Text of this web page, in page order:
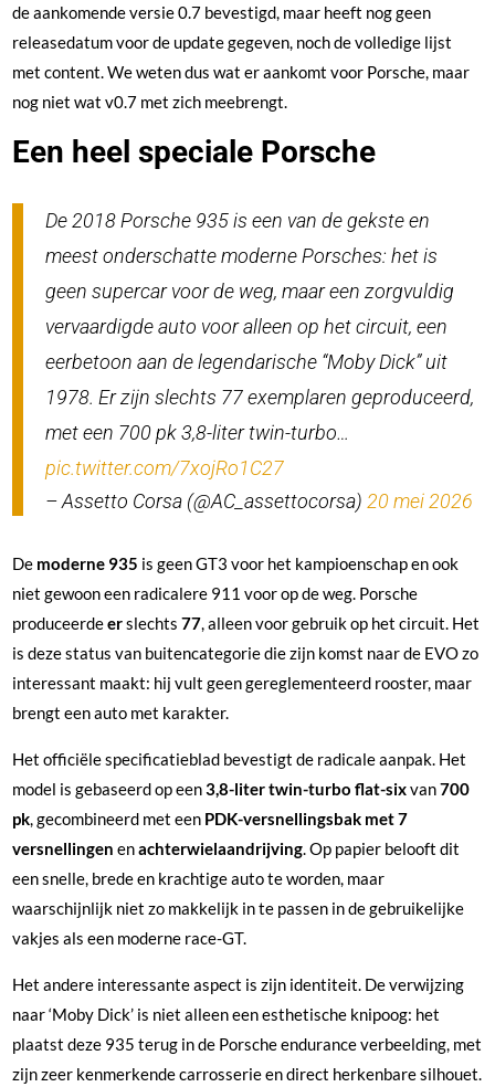
de aankomende versie 0.7 bevestigd, maar heeft nog geen
releasedatum voor de update gegeven, noch de volledige lijst
met content. We weten dus wat er aankomt voor Porsche, maar
nog niet wat v0.7 met zich meebrengt.
Een heel speciale Porsche
De 2018 Porsche 935 is een van de gekste en
meest onderschatte moderne Porsches: het is
geen supercar voor de weg, maar een zorgvuldig
vervaardigde auto voor alleen op het circuit, een
eerbetoon aan de legendarische “Moby Dick” uit
1978. Er zijn slechts 77 exemplaren geproduceerd,
met een 700 pk 3,8-liter twin-turbo…
pic.twitter.com/7xojRo1C27
– Assetto Corsa (@AC_assettocorsa) 20 mei 2026
De moderne 935 is geen GT3 voor het kampioenschap en ook
niet gewoon een radicalere 911 voor op de weg. Porsche
produceerdeerslechts77, alleen voor gebruik op het circuit. Het
is deze status van buitencategorie die zijn komst naar de EVO zo
interessant maakt: hij vult geen gereglementeerd rooster, maar
brengt een auto met karakter.
Het officiële specificatieblad bevestigt de radicale aanpak. Het
model is gebaseerd op een3,8-liter twin-turbo flat-sixvan700
pk, gecombineerd met een PDK-versnellingsbak met 7
versnellingen enachterwielaandrijving. Op papier belooft dit
een snelle, brede en krachtige auto te worden, maar
waarschijnlijk niet zo makkelijk in te passen in de gebruikelijke
vakjes als een moderne race-GT.
Het andere interessante aspect is zijn identiteit. De verwijzing
naar ‘Moby Dick’ is niet alleen een esthetische knipoog: het
plaatst deze 935 terug in de Porsche endurance verbeelding, met
zijn zeer kenmerkende carrosserie en direct herkenbare silhouet.